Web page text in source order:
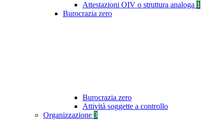
Attestazioni OIV o struttura analoga 1
Burocrazia zero
Burocrazia zero
Attività soggette a controllo
Organizzazione 3